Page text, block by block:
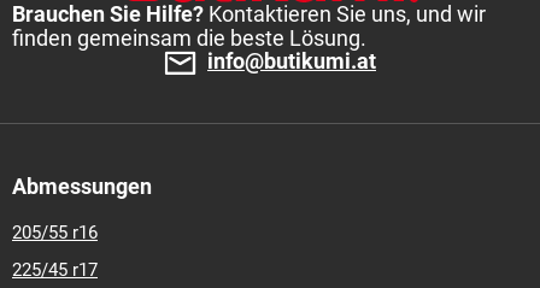
Brauchen Sie Hilfe? Kontaktieren Sie uns, und wir
finden gemeinsam die beste Lösung.
info@butikumi.at
Abmessungen
205/55 r16
225/45 r17